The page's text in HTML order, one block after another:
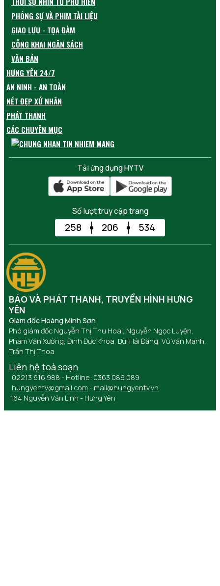
PHÓNG SỰ VÀ PHIM TÀI LIỆU
GIAO LƯU - TỌA ĐÀM
CÔNG KHAI NGÂN SÁCH
VĂN BẢN
HƯNG YÊN 24/7
AN NINH - AN TOÀN
NÉT ĐẸP XỨ NHÃN
PHÁT THANH
CÁC CHUYÊN MỤC
Tải ứng dụng HYTV
Số lượt truy cập trang
258 206 534
BÁO VÀ PHÁT THANH, TRUYỀN HÌNH HƯNG
YÊN
Giám đốc Hoàng Minh Sơn
Phó giám đốc Nguyễn Thị Thu Hoài, Nguyễn Ngọc Luyện,
Phạm Văn Xướng, Đinh Đức Khoa, Bùi Hải Đăng, Vũ Văn Mạnh,
Trần Thị Thoa
Liên hệ toà soạn
02213 616 988 - Hotline: 0363 089 089
hungyentv@gmail.com - mail@hungyentv.vn
164 Nguyễn Văn Linh - Hưng Yên